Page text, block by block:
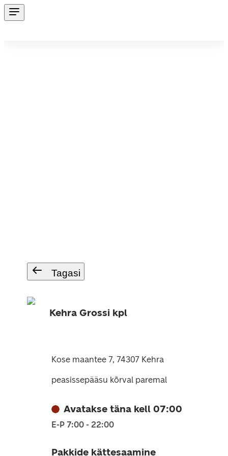
Tagasi
Kehra Grossi kpl
Kose maantee 7, 74307 Kehra
peasissepääsu kõrval paremal
Avatakse täna kell 07:00
E-P 7:00 - 22:00
Pakkide kättesaamine